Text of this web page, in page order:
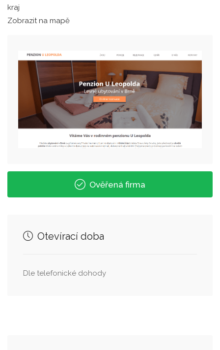
kraj
Zobrazit na mapě
Ověřená firma
Otevírací doba
Dle telefonické dohody